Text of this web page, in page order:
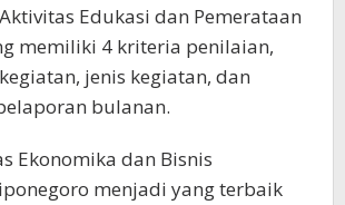
Edukasi dan Pemerataan
memiliki 4 kriteria penilaian,
jenis kegiatan, dan
bulanan.
Ekonomika dan Bisnis
menjadi yang terbaik